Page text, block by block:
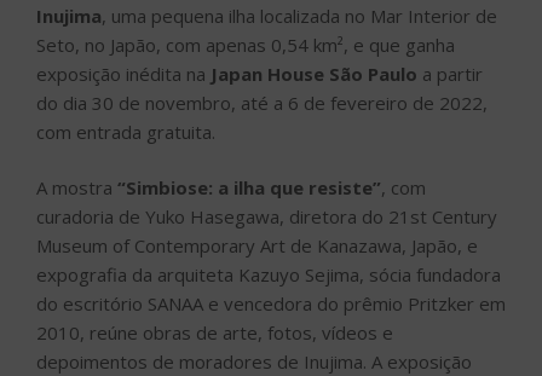
Inujima, uma pequena ilha localizada no Mar Interior de
Seto, no Japão, com apenas 0,54 km², e que ganha
exposição inédita na Japan House São Paulo a partir
do dia 30 de novembro, até a 6 de fevereiro de 2022,
com entrada gratuita.
A mostra “Simbiose: a ilha que resiste”, com
curadoria de Yuko Hasegawa, diretora do 21st Century
Museum of Contemporary Art de Kanazawa, Japão, e
expografia da arquiteta Kazuyo Sejima, sócia fundadora
do escritório SANAA e vencedora do prêmio Pritzker em
2010, reúne obras de arte, fotos, vídeos e
depoimentos de moradores de Inujima. A exposição